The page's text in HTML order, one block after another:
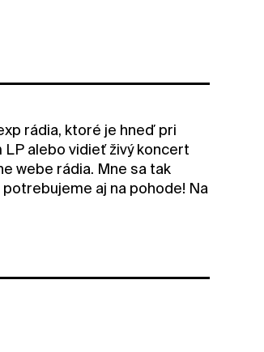
rádia, ktoré je hneď pri
alebo vidieť živý koncert
webe rádia. Mne sa tak
aj na pohode! Na